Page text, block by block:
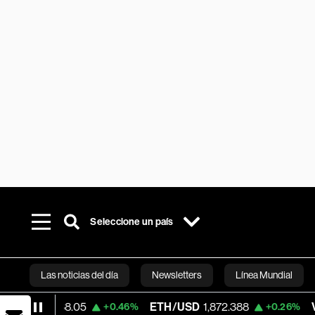
Seleccione un país
Las noticias del día Newsletters Línea Mundial
Bloomberg
+0.46% ETH/USD 1,872.388 +0.26% Visa 370.66